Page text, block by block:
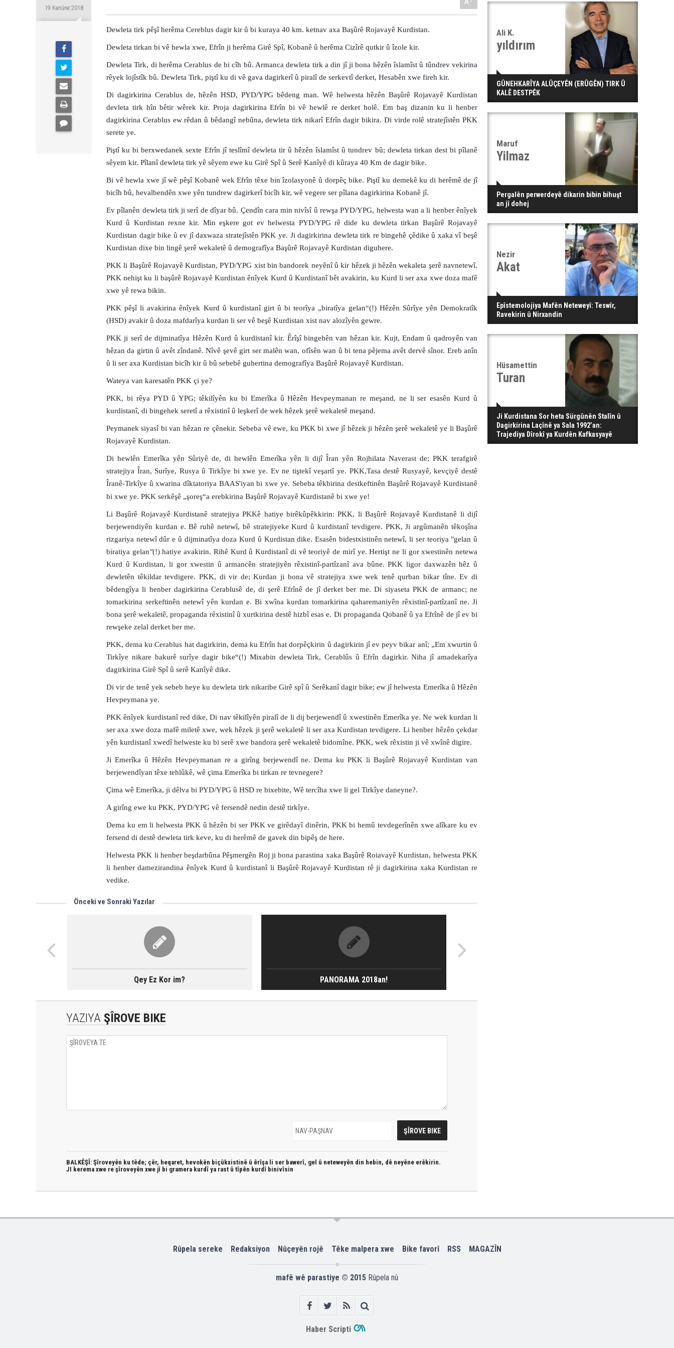
19 Kanûne 2018
Dewleta tirk pêşî herêma Cereblus dagir kir û bi kuraya 40 km. ketnav axa Başûrê Rojavayê Kurdistan.
Dewleta tirkan bi vê hewla xwe, Efrîn ji herêma Girê Spî, Kobanê û herêma Cizîrê qutkir û îzole kir.
Dewleta Tirk, di herêma Cerablus de bi cîh bû. Armanca dewleta tirk a din jî ji bona hêzên îslamîst û tûndrev vekirina
rêyek lojîstîk bû. Dewleta Tirk, piştî ku di vê gava dagirkerî û piralî de serkevtî derket, Hesabên xwe fireh kir.
Di dagirkirina Cerablus de, hêzên HSD, PYD/YPG bêdeng man. Wê helwesta hêzên Başûrê Rojavayê Kurdistan
devleta tirk hîn bêtir wêrek kir. Proja dagirkirina Efrîn bi vê hewlê re derket holê. Em baş dizanin ku li henber
dagirkirina Cerablus ew rêdan û bêdangî nebûna, dewleta tirk nikarî Efrîn dagir bikira. Di virde rolê stratejîstên PKK
serete ye.
Piştî ku bi berxwedanek sexte Efrîn jî teslîmî dewleta tir û hêzên îslamîst û tundrev bû; dewleta tirkan dest bi pîlanê
sêyem kir. Pîlanî dewleta tirk yê sêyem ewe ku Girê Spî û Serê Kanîyê di kûraya 40 Km de dagir bike.
Bi vê hewla xwe jî wê pêşî Kobanê wek Efrîn têxe bin îzolasyonê û dorpêç bike. Piştî ku demekê ku di herêmê de jî
bicîh bû, hevalbendên xwe yên tundrew dagirkerî bicîh kir, wê vegere ser pîlana dagirkirina Kobanê jî.
Ev pîlanên dewleta tirk ji serî de dîyar bû. Çendîn cara min nivîsî û rewşa PYD/YPG, helwesta wan a li henber ênîyek
Kurd û Kurdistan rexne kir. Min eşkere got ev helwesta PYD/YPG rê dide ku dewleta tirkan Başûrê Rojavayê
Kurdistan dagir bike û ev jî daxwaza stratejîstên PKK ye. Ji dagirkirina dewleta tirk re bingehê çêdike û xaka vî beşê
Kurdistan dixe bin lingê şerê wekaletê û demografîya Başûrê Rojavayê Kurdistan diguhere.
PKK li Başûrê Rojavayê Kurdistan, PYD/YPG xist bin bandorek neyênî û kir hêzek ji hêzên wekaleta şerê navnetewî.
PKK nehişt ku li başûrê Rojavayê Kurdistan ênîyek Kurd û Kurdistanî bêt avakirin, ku Kurd li ser axa xwe doza mafê
xwe yê rewa bikin.
PKK pêşî li avakirina ênîyek Kurd û kurdistanî girt û bi teorîya „biratîya gelan“(!) Hêzên Sûrîye yên Demokratîk
(HSD) avakir û doza mafdarîya kurdan li ser vê beşê Kurdistan xist nav alozîyên gewre.
PKK ji serî de dijminatîya Hêzên Kurd û kurdistanî kir. Êrîşî bingehên van hêzan kir. Kujt, Endam û qadroyên van
hêzan da girtin û avêt zîndanê. Nîvê şevê girt ser malên wan, ofîsên wan û bi tena pêjema avêt dervê sînor. Ereb anîn
û li ser axa Kurdistan bicîh kir û bû sebebê guhertina demografîya Başûrê Rojavayê Kurdistan.
Wateya van karesatên PKK çi ye?
PKK, bi rêya PYD û YPG; têkilîyên ku bi Emerîka û Hêzên Hevpeymanan re meşand, ne li ser esasên Kurd û
kurdistanî, di bingehek seretî a rêxistinî û leşkerî de wek hêzek şerê wekaletê meşand.
Peymanek siyasî bi van hêzan re çênekir. Sebeba vê ewe, ku PKK bi xwe jî hêzek ji hêzên şerê wekaletê ye li Başûrê
Rojavayê Kurdistan.
Di hewlên Emerîka yên Sûriyê de, di hewlên Emerîka yên li dijî Îran yên Rojhilata Naverast de; PKK terafgirê
stratejiya Îran, Surîye, Rusya û Tirkîye bi xwe ye. Ev ne tiştekî veşartî ye. PKK,Tasa destê Rusyayê, kevçiyê destê
Îranê-Tirkîye û xwarina dîktatoriya BAAS'iyan bi xwe ye. Sebeba têkbirina destkeftinên Başûrê Rojavayê Kurdistanê
bi xwe ye. PKK serkêşê „şoreş“a erebkirina Başûrê Rojavayê Kurdistanê bi xwe ye!
Li Başûrê Rojavayê Kurdistanê stratejiya PKKê hatiye birêkûpêkkirin: PKK, li Başûrê Rojavayê Kurdistanê li dijî
berjewendiyên kurdan e. Bê ruhê netewî, bê stratejiyeke Kurd û kurdistanî tevdigere. PKK, Ji argûmanên têkoşîna
rizgariya netewî dûr e û dijminatîya doza Kurd û Kurdistan dike. Esasên bidestxistinên netewî, li ser teoriya "gelan û
biratiya gelan"(!) hatiye avakirin. Rihê Kurd û Kurdistanî di vê teoriyê de mirî ye. Hertişt ne li gor xwestinên netewa
Kurd û Kurdistan, li gor xwestin û armancên stratejiyên rêxistinî-partîzanî ava bûne. PKK ligor daxwazên hêz û
dewletên têkildar tevdigere. PKK, di vir de; Kurdan ji bona vê stratejiya xwe wek tenê qurban bikar tîne. Ev di
bêdengîya li henber dagirkirina Cerablusê de, di şerê Efrînê de jî derket ber me. Di siyaseta PKK de armanc; ne
tomarkirina serkeftinên netewî yên kurdan e. Bi xwîna kurdan tomarkirina qaharemaniyên rêxistinî-partîzanî ne. Ji
bona şerê wekaletê, propaganda rêxistinî û xurtkirina destê hizbî esas e. Di propaganda Qobanê û ya Efrînê de jî ev bi
rewşeke zelal derket ber me.
PKK, dema ku Cerablus hat dagirkirin, dema ku Efrîn hat dorpêçkirin û dagirkirin jî ev peyv bikar anî; „Em xwurtin û
Tirkîye nikare bakurê surîye dagir bike“(!) Mixabin dewleta Tirk, Cerablûs û Efrîn dagirkir. Niha jî amadekarîya
dagirkirina Girê Spî û serê Kanîyê dike.
Di vir de tenê yek sebeb heye ku dewleta tirk nikaribe Girê spî û Serêkanî dagir bike; ew jî helwesta Emerîka û Hêzên
Hevpeymana ye.
PKK ênîyek kurdistanî red dike, Di nav têkilîyên piralî de li dij berjewendî û xwestinên Emerîka ye. Ne wek kurdan li
ser axa xwe doza mafê miletê xwe, wek hêzek ji şerê wekaletê li ser axa Kurdistan tevdigere. Li henber hêzên çekdar
yên kurdistanî xwedî helweste ku bi serê xwe bandora şerê wekaletê bidomîne. PKK, wek rêxistin ji vê xwînê digire.
Ji Emerîka û Hêzên Hevpeymanan re a girîng berjewendî ne. Dema ku PKK li Başûrê Rojavayê Kurdistan van
berjewendîyan têxe tehlûkê, wê çima Emerîka bi tirkan re tevnegere?
Çima wê Emerîka, ji dêlva bi PYD/YPG û HSD re bixebite, Wê tercîha xwe li gel Tirkîye daneyne?.
A girîng ewe ku PKK, PYD/YPG vê fersendê nedin destê tirkîye.
Dema ku em li helwesta PKK û hêzên bi ser PKK ve girêdayî dinêrin, PKK bi hemû tevdegerînên xwe alîkare ku ev
fersend di destê dewleta tirk keve, ku di herêmê de gavek din bipêş de here.
Helwesta PKK li henber beşdarbûna Pêşmergên Roj ji bona parastina xaka Başûrê Roiavayê Kurdistan, helwesta PKK
li henber damezirandina ênîyek Kurd û kurdistanî li Başûrê Rojavayê Kurdistan rê ji dagirkirina xaka Kurdistan re
vedike.
Önceki ve Sonraki Yazılar
Qey Ez Kor im? PANORAMA 2018an!
YAZIYA ŞÎROVE BIKE
BALKÊŞÎ: Şîroveyên ku têde; çêr, heqaret, hevokên biçûkxistinê û êrîşa li ser bawerî, gel û neteweyên din hebin, dê neyêne erêkirin.
JI kerema xwe re şîroveyên xwe jî bi gramera kurdî ya rast û tîpên kurdî binivîsin
Ali K.
yıldırım
GÛNEHKARÎYA ALÛÇEYÊN (ERÛGÊN) TIRK Û
KALÊ DESTPÊK
Maruf
Yilmaz
Pergalên perwerdeyê dikarin bibin bihuşt
an jî dohej
Nezir
Akat
Epîstemolojiya Mafên Neteweyî: Teswîr,
Ravekirin û Nirxandin
Hüsamettin
Turan
Ji Kurdistana Sor heta Sürgûnên Stalîn û
Dagirkirina Laçînê ya Sala 1992’an:
Trajediya Dîrokî ya Kurdên Kafkasyayê
Rûpela sereke Redaksiyon Nûçeyên rojê Têke malpera xwe Bike favorî RSS MAGAZÎN
mafê wê parastiye © 2015 Rûpela nû
Haber Scripti